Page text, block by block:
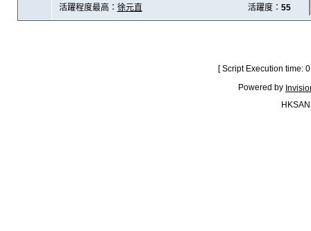
活躍程度最高： 徐元直 活躍度： 55
[ Script Execution time:
Powered by